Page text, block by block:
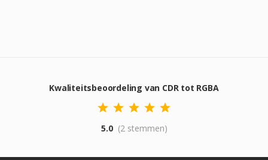
Kwaliteitsbeoordeling van CDR tot RGBA
5.0 (2 stemmen)